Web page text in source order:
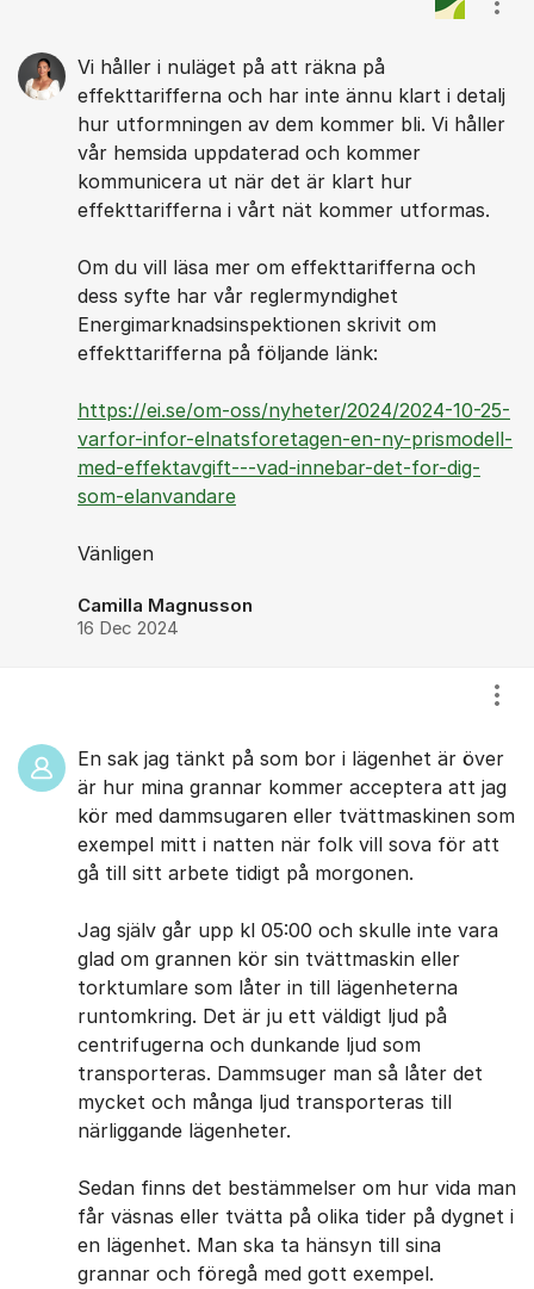
Vi håller i nuläget på att räkna på
effekttarifferna och har inte ännu klart i detalj
hur utformningen av dem kommer bli. Vi håller
vår hemsida uppdaterad och kommer
kommunicera ut när det är klart hur
effekttarifferna i vårt nät kommer utformas.
Om du vill läsa mer om effekttarifferna och
dess syfte har vår reglermyndighet
Energimarknadsinspektionen skrivit om
effekttarifferna på följande länk:
https://ei.se/om-oss/nyheter/2024/2024-10-25-
varfor-infor-elnatsforetagen-en-ny-prismodell-
med-effektavgift---vad-innebar-det-for-dig-
som-elanvandare
Vänligen
Camilla Magnusson
16 Dec 2024
En sak jag tänkt på som bor i lägenhet är över
är hur mina grannar kommer acceptera att jag
kör med dammsugaren eller tvättmaskinen som
exempel mitt i natten när folk vill sova för att
gå till sitt arbete tidigt på morgonen.
Jag själv går upp kl 05:00 och skulle inte vara
glad om grannen kör sin tvättmaskin eller
torktumlare som låter in till lägenheterna
runtomkring. Det är ju ett väldigt ljud på
centrifugerna och dunkande ljud som
transporteras. Dammsuger man så låter det
mycket och många ljud transporteras till
närliggande lägenheter.
Sedan finns det bestämmelser om hur vida man
får väsnas eller tvätta på olika tider på dygnet i
en lägenhet. Man ska ta hänsyn till sina
grannar och föregå med gott exempel.